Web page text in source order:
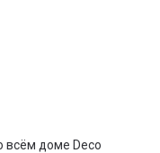
всём доме Deco